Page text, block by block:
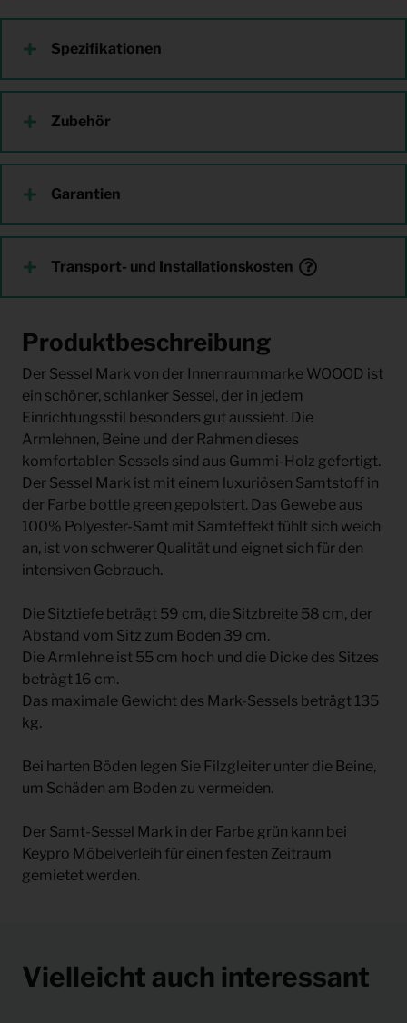
Spezifikationen
Zubehör
Garantien
Transport- und Installationskosten
Produktbeschreibung
Der Sessel Mark von der Innenraummarke WOOOD ist
ein schöner, schlanker Sessel, der in jedem
Einrichtungsstil besonders gut aussieht. Die
Armlehnen, Beine und der Rahmen dieses
komfortablen Sessels sind aus Gummi-Holz gefertigt.
Der Sessel Mark ist mit einem luxuriösen Samtstoff in
der Farbe bottle green gepolstert. Das Gewebe aus
100% Polyester-Samt mit Samteffekt fühlt sich weich
an, ist von schwerer Qualität und eignet sich für den
intensiven Gebrauch.
Die Sitztiefe beträgt 59 cm, die Sitzbreite 58 cm, der
Abstand vom Sitz zum Boden 39 cm.
Die Armlehne ist 55 cm hoch und die Dicke des Sitzes
beträgt 16 cm.
Das maximale Gewicht des Mark-Sessels beträgt 135
kg.
Bei harten Böden legen Sie Filzgleiter unter die Beine,
um Schäden am Boden zu vermeiden.
Der Samt-Sessel Mark in der Farbe grün kann bei
Keypro Möbelverleih für einen festen Zeitraum
gemietet werden.
Vielleicht auch interessant